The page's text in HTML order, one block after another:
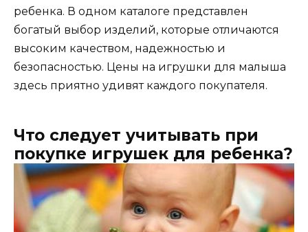
ребенка. В одном каталоге представлен
богатый выбор изделий, которые отличаются
высоким качеством, надежностью и
безопасностью. Цены на игрушки для малыша
здесь приятно удивят каждого покупателя.
Что следует учитывать при
покупке игрушек для ребенка?